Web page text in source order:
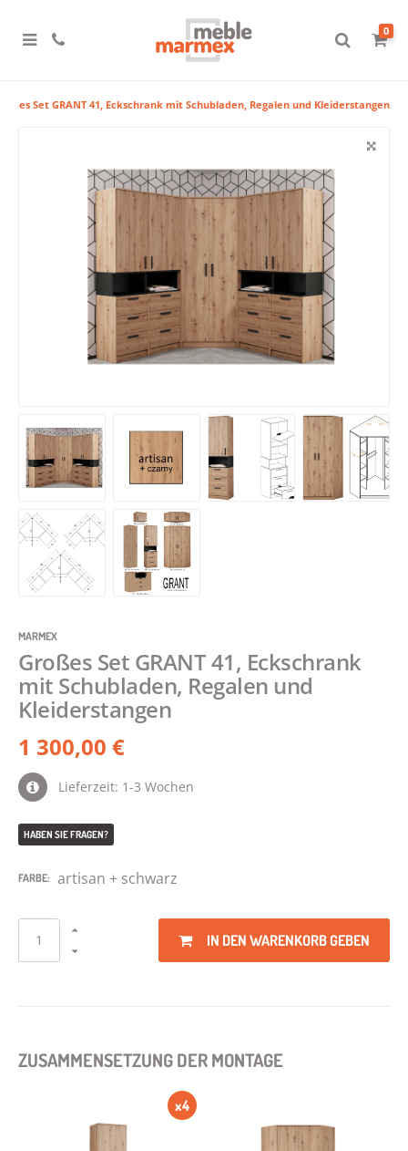
0
Set GRANT 41, Eckschrank mit Schubladen, Regalen und Kleiderstangen
MARMEX
Großes Set GRANT 41, Eckschrank
mit Schubladen, Regalen und
Kleiderstangen
1 300,00 €
Lieferzeit: 1-3 Wochen
HABEN SIE FRAGEN?
FARBE: artisan + schwarz
IN DEN WARENKORB GEBEN
ZUSAMMENSETZUNG DER MONTAGE
x4